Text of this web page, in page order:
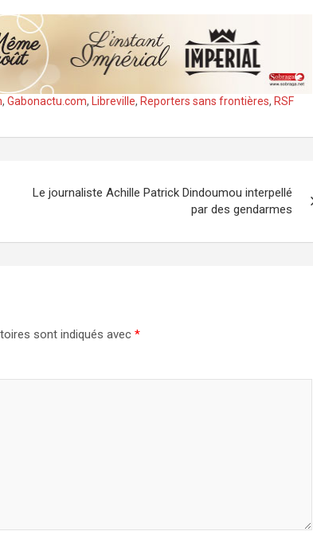
, Gabonactu.com, Libreville, Reporters sans frontières, RSF
Le journaliste Achille Patrick Dindoumou interpellé
par des gendarmes
sont indiqués avec *